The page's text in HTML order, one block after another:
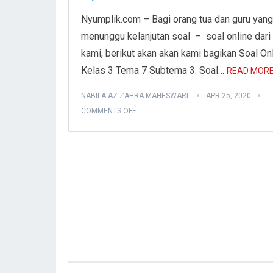
Nyumplik.com – Bagi orang tua dan guru yang
menunggu kelanjutan soal – soal online dari
kami, berikut akan akan kami bagikan Soal
Kelas 3 Tema 7 Subtema 3. Soal… READ
NABILA AZ-ZAHRA MAHESWARI
APR 25, 2020
COMMENTS OFF